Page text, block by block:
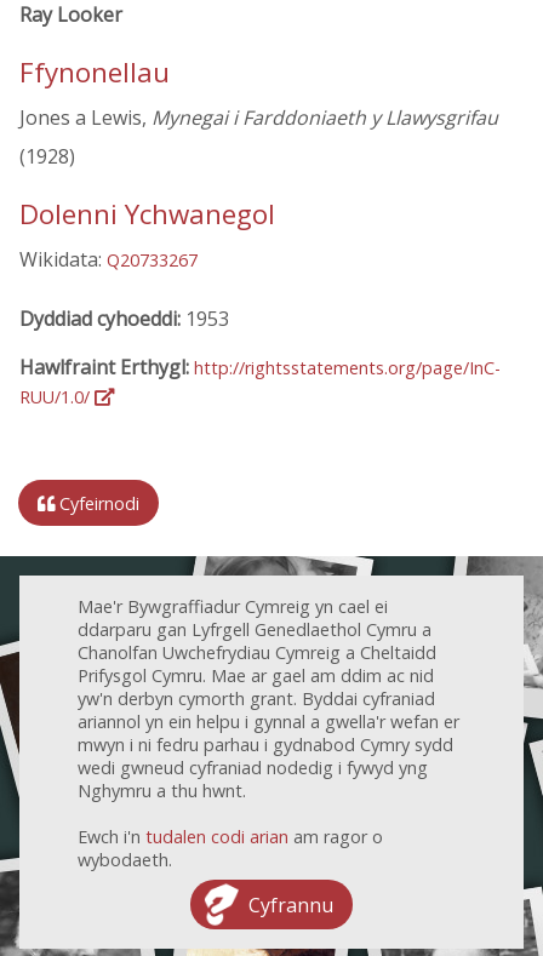
Ray Looker
Ffynonellau
Jones a Lewis, Mynegai i Farddoniaeth y Llawysgrifau
(1928)
Dolenni Ychwanegol
Wikidata: Q20733267
Dyddiad cyhoeddi: 1953
Hawlfraint Erthygl: http://rightsstatements.org/page/InC-
RUU/1.0/
Cyfeirnodi
Mae'r Bywgraffiadur Cymreig yn cael ei
ddarparu gan Lyfrgell Genedlaethol Cymru a
Chanolfan Uwchefrydiau Cymreig a Cheltaidd
Prifysgol Cymru. Mae ar gael am ddim ac nid
yw'n derbyn cymorth grant. Byddai cyfraniad
ariannol yn ein helpu i gynnal a gwella'r wefan er
mwyn i ni fedru parhau i gydnabod Cymry sydd
wedi gwneud cyfraniad nodedig i fywyd yng
Nghymru a thu hwnt.
Ewch i'n tudalen codi arian am ragor o
wybodaeth.
Cyfrannu